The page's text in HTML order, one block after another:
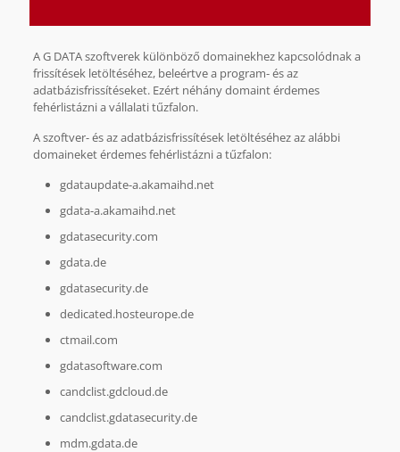
A G DATA szoftverek különböző domainekhez kapcsolódnak a
frissítések letöltéséhez, beleértve a program- és az
adatbázisfrissítéseket. Ezért néhány domaint érdemes
fehérlistázni a vállalati tűzfalon.
A szoftver- és az adatbázisfrissítések letöltéséhez az alábbi
domaineket érdemes fehérlistázni a tűzfalon:
gdataupdate-a.akamaihd.net
gdata-a.akamaihd.net
gdatasecurity.com
gdata.de
gdatasecurity.de
dedicated.hosteurope.de
ctmail.com
gdatasoftware.com
candclist.gdcloud.de
candclist.gdatasecurity.de
mdm.gdata.de